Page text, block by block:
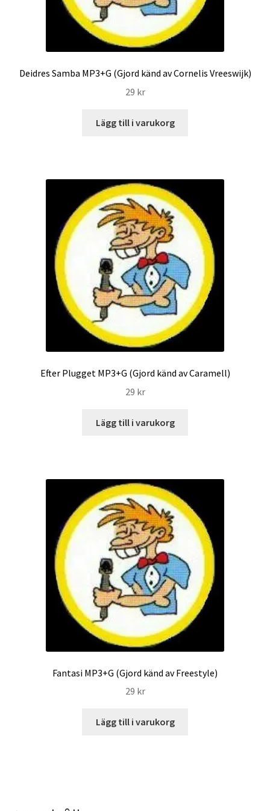
Deidres Samba MP3+G (Gjord känd av Cornelis Vreeswijk)
29 kr
Lägg till i varukorg
Efter Plugget MP3+G (Gjord känd av Caramell)
29 kr
Lägg till i varukorg
Fantasi MP3+G (Gjord känd av Freestyle)
29 kr
Lägg till i varukorg